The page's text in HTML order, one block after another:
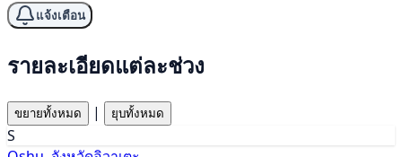
แจ้งเตือน
รายละเอียดแต่ละช่วง
ขยายทั้งหมด | ยุบทั้งหมด
S